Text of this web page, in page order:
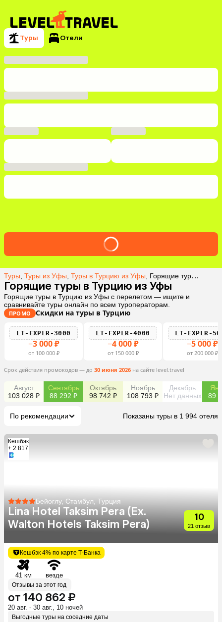
Туры Отели
Туры Туры из Уфы Туры в Турцию из Уфы Горящие туры в Турцию из Уфы
Горящие туры в Турцию из Уфы
Горящие туры в Турцию из Уфы с перелетом — ищите и
сравнивайте туры онлайн по всем туроператорам.
ПРОМО Скидки на туры в Турцию
LT-EXPLR-3000
−3 000 ₽
от 100 000 ₽
LT-EXPLR-4000
−4 000 ₽
от 150 000 ₽
LT-EXPLR-
−5 000 ₽
от 200 000 ₽
Срок действия промокодов — до 30 июня 2026 на сайте level.travel
Август
103 028 ₽
Сентябрь
88 292 ₽
Октябрь
98 742 ₽
Ноябрь
108 793 ₽
Декабрь
Нет данных
89
По рекомендации Показаны туры в 1 994 отеля
Кешбэк
+ 2 817
Бейоглу, Стамбул, Турция
Lina Hotel Taksim Pera (Ex.
Walton Hotels Taksim Pera)
10
21 отзыв
Кешбэк 4% по карте Т-Банка
41 км везде
Отзывы за этот год
от 140 862 ₽
20 авг. - 30 авг., 10 ночей
Выгодные туры на соседние даты